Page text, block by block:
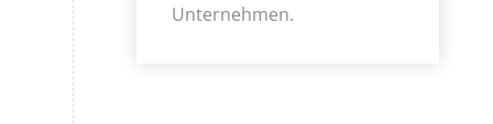
Unternehmen.